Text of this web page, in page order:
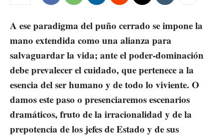
A ese paradigma del puño cerrado se impone la
mano extendida como una alianza para
salvaguardar la vida; ante el poder-dominación
debe prevalecer el cuidado, que pertenece a la
esencia del ser humano y de todo lo viviente. O
damos este paso o presenciaremos escenarios
dramáticos, fruto de la irracionalidad y de la
prepotencia de los jefes de Estado y de sus